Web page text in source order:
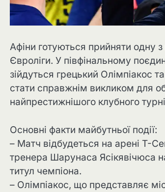
Афіни готуються прийняти одну
Євроліги. У півфінальному
зійдуться грецький Олімпіакос
стати справжнім викликом для
найпрестижнішого клубного
Основні факти майбутньої події:
– Матч відбудеться на арені T-
тренера Шарунаса Ясікявічюса
титул чемпіона.
– Олімпіакос, що представляє